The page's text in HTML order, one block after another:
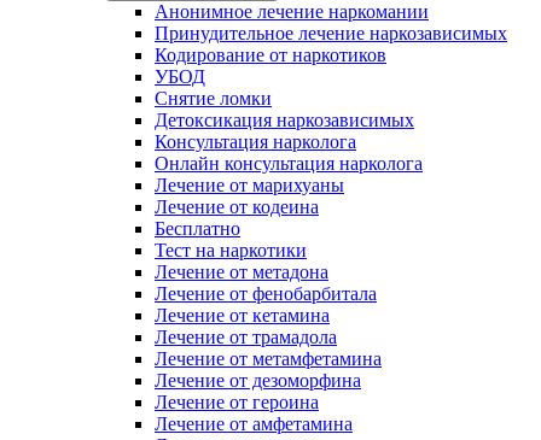
Анонимное лечение наркомании
Принудительное лечение наркозависимых
Кодирование от наркотиков
УБОД
Снятие ломки
Детоксикация наркозависимых
Консультация нарколога
Онлайн консультация нарколога
Лечение от марихуаны
Лечение от кодеина
Бесплатно
Тест на наркотики
Лечение от метадона
Лечение от фенобарбитала
Лечение от кетамина
Лечение от трамадола
Лечение от метамфетамина
Лечение от дезоморфина
Лечение от героина
Лечение от амфетамина